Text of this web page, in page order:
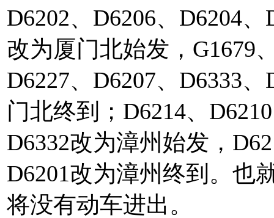
D6202、D6206、D6204
改为厦门北始发，G1679
D6227、D6207、D6333
门北终到；D6214、
D6332改为漳州始发，
D6201改为漳州终到。也
将没有动车进出。